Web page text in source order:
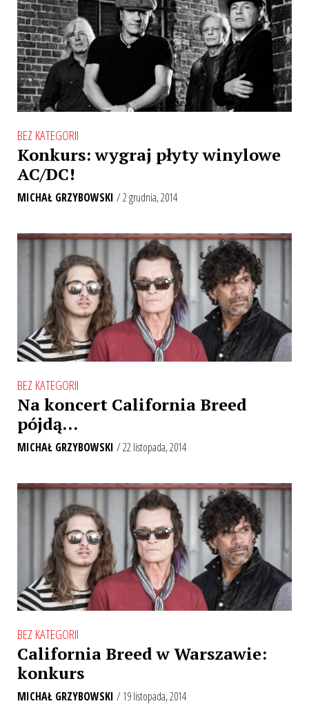
BEZ KATEGORII
Konkurs: wygraj płyty winylowe
AC/DC!
MICHAŁ GRZYBOWSKI / 2 grudnia, 2014
BEZ KATEGORII
Na koncert California Breed
pójdą…
MICHAŁ GRZYBOWSKI / 22 listopada, 2014
BEZ KATEGORII
California Breed w Warszawie:
konkurs
MICHAŁ GRZYBOWSKI / 19 listopada, 2014